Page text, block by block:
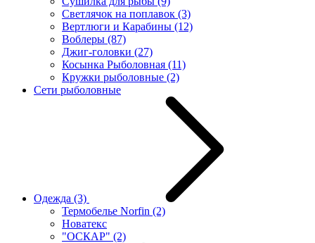
Светлячок на поплавок (3)
Вертлюги и Карабины (12)
Воблеры (87)
Джиг-головки (27)
Косынка Рыболовная (11)
Кружки рыболовные (2)
Сети рыболовные
Одежда (3)
Термобелье Norfin (2)
Новатекс
"ОСКАР" (2)